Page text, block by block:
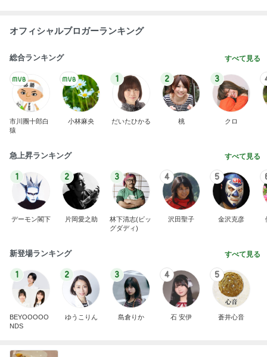
オフィシャルブロガーランキング
総合ランキング すべて見る
市川團十郎白
猿
小林麻央
1
だいたひかる
2
桃
3
クロ
急上昇ランキング すべて見る
1
デーモン閣下
2
片岡愛之助
3
林下清志(ビッ
グダディ)
4
沢田聖子
5
金沢克彦
新登場ランキング すべて見る
1
BEYOOOOO
NDS
2
ゆうこりん
3
島倉りか
4
石 安伊
5
蒼井心音